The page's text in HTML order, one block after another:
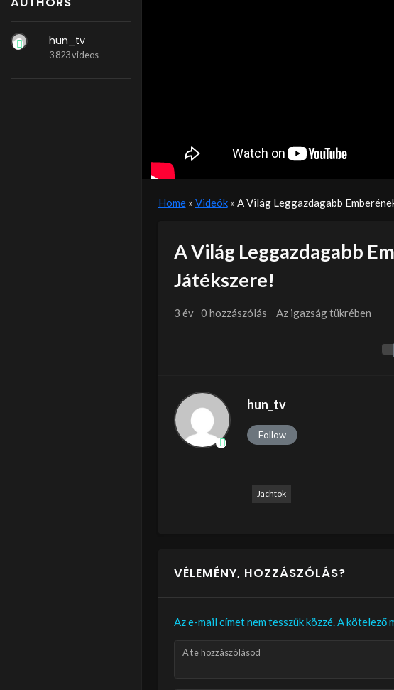
hun_tv
3 823 videos
Home» Videók» A Világ Leggazdagabb
A Világ Leggazdagabb
Játékszere!
3 év 0 hozzászólás Az igazság tükrében
hun_tv
Follow
Jachtok
VÉLEMÉNY, HOZZÁSZÓLÁS?
Az e-mail címet nem tesszük közzé. A kötelező
A te hozzászólásod